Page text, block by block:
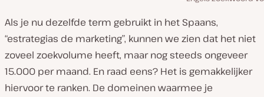
Als je nu dezelfde term gebruikt in het Spaans,
“estrategias de marketing”, kunnen we zien dat het niet
zoveel zoekvolume heeft, maar nog steeds ongeveer
15.000 per maand. En raad eens? Het is gemakkelijker
hiervoor te ranken. De domeinen waarmee je